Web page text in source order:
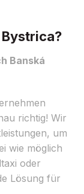
Banská
richtig! Wir
um
wie möglich
oder
Lösung für